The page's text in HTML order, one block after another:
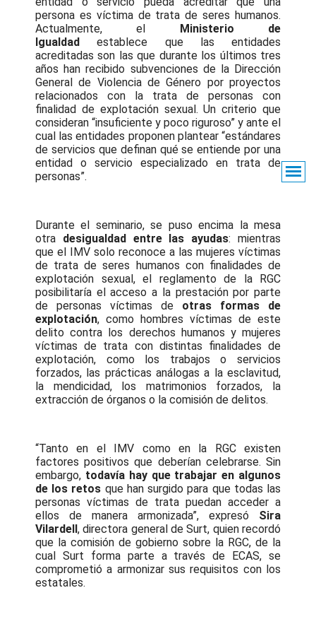
persona es víctima de trata de seres humanos.
Actualmente, el Ministerio de
Igualdad establece que las entidades
acreditadas son las que durante los últimos tres
años han recibido subvenciones de la Dirección
General de Violencia de Género por proyectos
relacionados con la trata de personas con
finalidad de explotación sexual. Un criterio que
consideran “insuficiente y poco riguroso” y ante el
cual las entidades proponen plantear “estándares
de servicios que definan qué se entiende por una
entidad o servicio especializado en trata de
personas”.
Durante el seminario, se puso encima la mesa
otra desigualdad entre las ayudas: mientras
que el IMV solo reconoce a las mujeres víctimas
de trata de seres humanos con finalidades de
explotación sexual, el reglamento de la RGC
posibilitaría el acceso a la prestación por parte
de personas víctimas de otras formas de
explotación, como hombres víctimas de este
delito contra los derechos humanos y mujeres
víctimas de trata con distintas finalidades de
explotación, como los trabajos o servicios
forzados, las prácticas análogas a la esclavitud,
la mendicidad, los matrimonios forzados, la
extracción de órganos o la comisión de delitos.
“Tanto en el IMV como en la RGC existen
factores positivos que deberían celebrarse. Sin
embargo, todavía hay que trabajar en algunos
de los retos que han surgido para que todas las
personas víctimas de trata puedan acceder a
ellos de manera armonizada”, expresó Sira
Vilardell, directora general de Surt, quien recordó
que la comisión de gobierno sobre la RGC, de la
cual Surt forma parte a través de ECAS, se
comprometió a armonizar sus requisitos con los
estatales.